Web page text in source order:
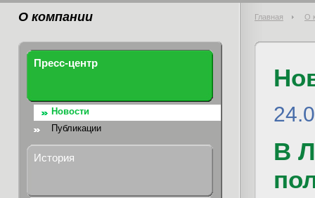
О компании Главная О
Пресс-центр
Новости
Публикации
История
В